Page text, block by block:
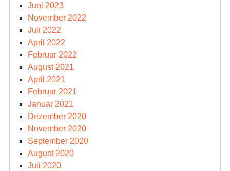
Juni 2023
November 2022
Juli 2022
April 2022
Februar 2022
August 2021
April 2021
Februar 2021
Januar 2021
Dezember 2020
November 2020
September 2020
August 2020
Juli 2020